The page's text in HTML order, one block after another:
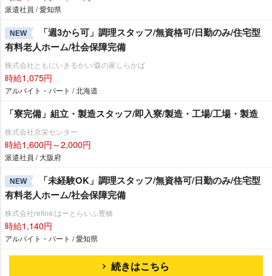
派遣社員 / 愛知県
NEW
「週3から可」調理スタッフ/無資格可/日勤のみ/住宅型
有料老人ホーム/社会保障完備
株式会社ともにいきるかい/森の家しらかば
時給1,075円
アルバイト・パート / 北海道
「寮完備」組立・製造スタッフ/即入寮/製造・工場/工場・製造
株式会社京栄センター
時給1,600円～2,000円
派遣社員 / 大阪府
NEW
「未経験OK」調理スタッフ/無資格可/日勤のみ/住宅型
有料老人ホーム/社会保障完備
株式会社refine/はーとらいふ豊橋
時給1,140円
アルバイト・パート / 愛知県
続きはこちら